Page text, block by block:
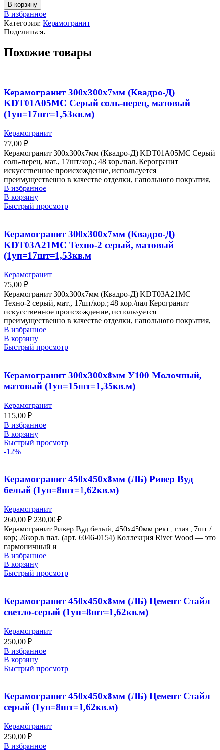
В корзину
В избранное
Категория: Керамогранит
Поделиться:
Похожие товары
Керамогранит 300х300х7мм (Квадро-Д)
KDT01A05MC Серый соль-перец, матовый
(1уп=17шт=1,53кв.м)
Керамогранит
77,00 ₽
Керамогранит 300х300х7мм (Квадро-Д) KDT01A05MC Серый
соль-перец, мат., 17шт/кор.; 48 кор./пал. Керогранит
искусственное происхождение, используется
преимущественно в качестве отделки, напольного покрытия,
В избранное
В корзину
Быстрый просмотр
Керамогранит 300х300х7мм (Квадро-Д)
KDT03A21MC Техно-2 серый, матовый
(1уп=17шт=1,53кв.м
Керамогранит
75,00 ₽
Керамогранит 300х300х7мм (Квадро-Д) KDT03A21MC
Техно-2 серый, мат., 17шт/кор.; 48 кор./пал Керогранит
искусственное происхождение, используется
преимущественно в качестве отделки, напольного покрытия,
В избранное
В корзину
Быстрый просмотр
Керамогранит 300х300х8мм У100 Молочный,
матовый (1уп=15шт=1,35кв.м)
Керамогранит
115,00 ₽
В избранное
В корзину
Быстрый просмотр
-12%
Керамогранит 450х450х8мм (ЛБ) Ривер Вуд
белый (1уп=8шт=1,62кв.м)
Керамогранит
260,00₽ 230,00 ₽
Керамогранит Ривер Вуд белый, 450х450мм рект., глаз., 7шт /
кор; 26кор.в пал. (арт. 6046-0154) Коллекция River Wood — это
гармоничный и
В избранное
В корзину
Быстрый просмотр
Керамогранит 450х450х8мм (ЛБ) Цемент Стайл
светло-серый (1уп=8шт=1,62кв.м)
Керамогранит
250,00 ₽
В избранное
В корзину
Быстрый просмотр
Керамогранит 450х450х8мм (ЛБ) Цемент Стайл
серый (1уп=8шт=1,62кв.м)
Керамогранит
250,00 ₽
В избранное